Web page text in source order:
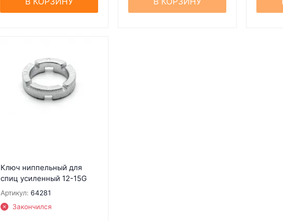
Ключ ниппельный для
спиц усиленный 12-15G
Артикул: 64281
Закончился